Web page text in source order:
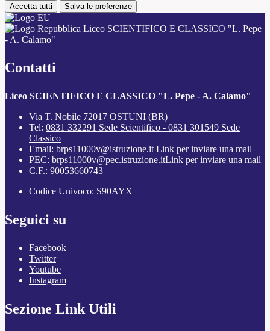
Accetta tutti Salva le preferenze
Liceo SCIENTIFICO E CLASSICO "L. Pepe
- A. Calamo"
Contatti
Liceo SCIENTIFICO E CLASSICO "L. Pepe - A. Calamo"
Via T. Nobile 72017 OSTUNI (BR)
Tel: 0831 332291 Sede Scientifico - 0831 301549 Sede
Classico
Email: brps11000v@istruzione.it Link per inviare una mail
PEC: brps11000v@pec.istruzione.itLink per inviare una mail
C.F.: 90053660743
Codice Univoco: S90AYX
Seguici su
Facebook
Twitter
Youtube
Instagram
Sezione Link Utili